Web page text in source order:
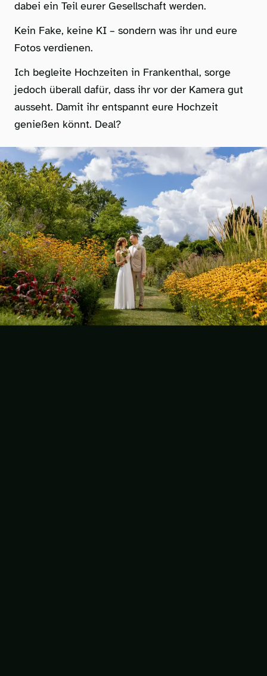
dabei ein Teil eurer Gesellschaft werden.
Kein Fake, keine KI – sondern was ihr und eure
Fotos verdienen.
Ich begleite Hochzeiten in Frankenthal, sorge
jedoch überall dafür, dass ihr vor der Kamera gut
ausseht. Damit ihr entspannt eure Hochzeit
genießen könnt. Deal?